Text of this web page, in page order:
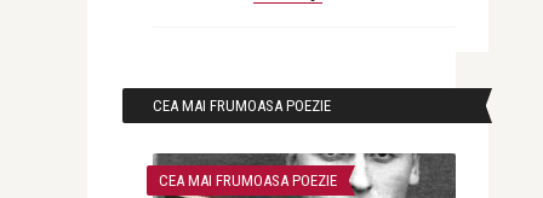
CEA MAI FRUMOASA POEZIE
CEA MAI FRUMOASA POEZIE